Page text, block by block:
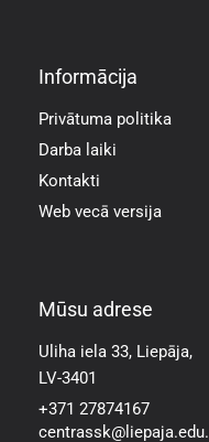
Informācija
Privātuma politika
Darba laiki
Kontakti
Web vecā versija
Mūsu adrese
Uliha iela 33, Liepāja,
LV-3401
+371 27874167
centrassk@liepaja.edu.l